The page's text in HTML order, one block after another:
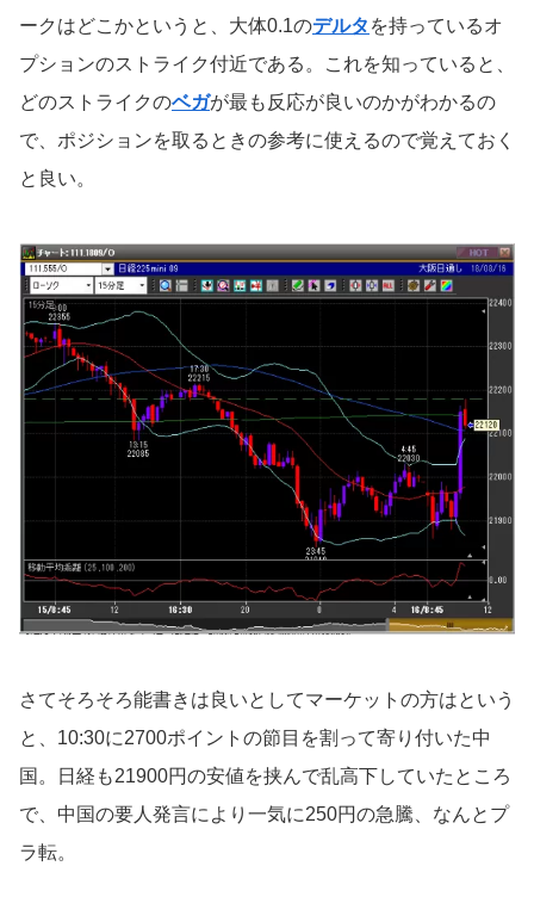
ークはどこかというと、大体0.1のデルタ を持っているオ
プションのストライク付近である。これを知っていると、
どのストライクのベガが最も反応が良いのかがわかるの
で、ポジションを取るときの参考に使えるので覚えておく
と良い。
さてそろそろ能書きは良いとしてマーケットの方はという
と、10:30に2700ポイントの節目を割って寄り付いた中
国。日経も21900円の安値を挟んで乱高下していたところ
で、中国の要人発言により一気に250円の急騰、なんとプ
ラ転。